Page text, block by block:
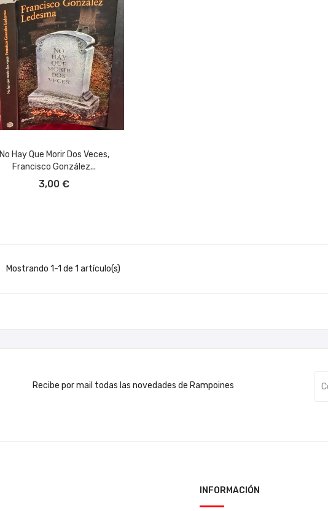
No Hay Que Morir Dos Veces,
Francisco González...
3,00 €
Mostrando 1-1 de 1 artículo(s)
Recibe por mail todas las novedades de Rampoines
INFORMACIÓN